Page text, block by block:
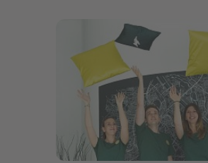
Bildergalerie öffnen